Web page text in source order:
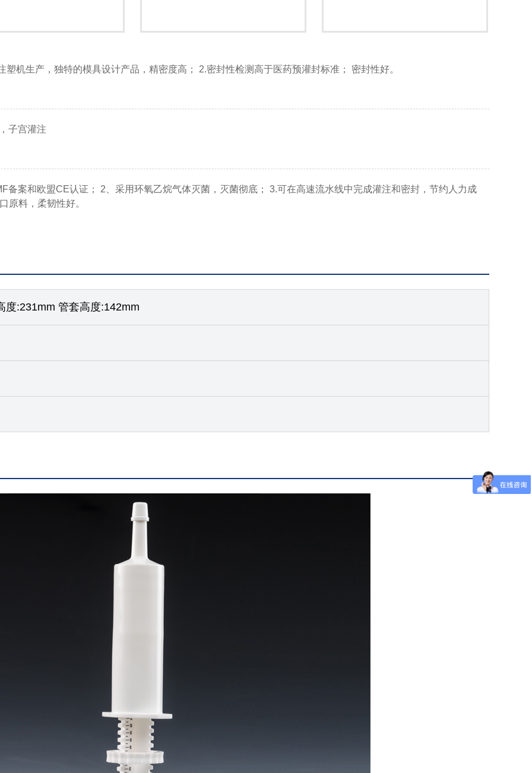
塑机生产，独特的模具设计产品，精密度高； 2.密封性检测高于医药预灌封标准； 密封性好。
子宫灌注
备案和欧盟CE认证； 2、采用环氧乙烷气体灭菌，灭菌彻底； 3.可在高速流水线中完成灌注和密封，节约人力成
原料，柔韧性好。
度:231mm 管套高度:142mm